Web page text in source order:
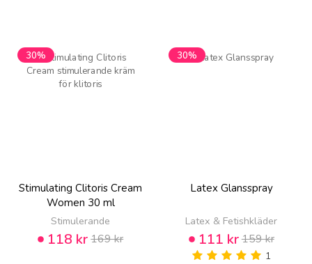
30%
Stimulating Clitoris Cream
Women 30 ml
Stimulerande
118 kr169 kr
30%
Latex Glansspray
Latex & Fetishkläder
111 kr159 kr
1